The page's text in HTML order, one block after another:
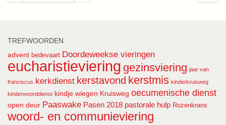
TREFWOORDEN
advent bedevaart Doordeweekse vieringen
eucharistieviering gezinsviering jaar van
franciscus kerkdienst kerstavond kerstmis kinderkruisweg
kinderwoorddienst kindje wiegen Kruisweg oecumenische dienst
open deur Paaswake Pasen 2018 pastorale hulp Rozenkrans
woord- en communieviering